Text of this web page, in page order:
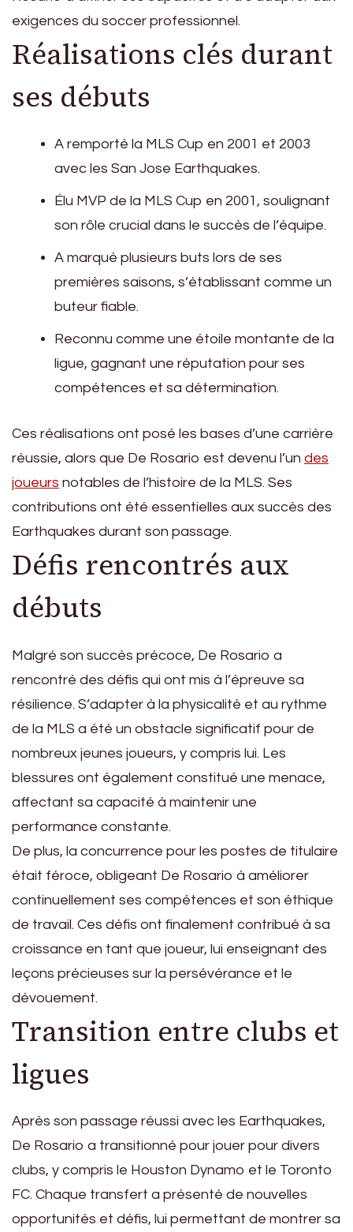
exigences du soccer professionnel.
Réalisations clés durant
ses débuts
A remporté la MLS Cup en 2001 et 2003
avec les San Jose Earthquakes.
Élu MVP de la MLS Cup en 2001, soulignant
son rôle crucial dans le succès de l’équipe.
A marqué plusieurs buts lors de ses
premières saisons, s’établissant comme un
buteur fiable.
Reconnu comme une étoile montante de la
ligue, gagnant une réputation pour ses
compétences et sa détermination.
Ces réalisations ont posé les bases d’une carrière
réussie, alors que De Rosario est devenu l’un des
joueurs notables de l’histoire de la MLS. Ses
contributions ont été essentielles aux succès des
Earthquakes durant son passage.
Défis rencontrés aux
débuts
Malgré son succès précoce, De Rosario a
rencontré des défis qui ont mis à l’épreuve sa
résilience. S’adapter à la physicalité et au rythme
de la MLS a été un obstacle significatif pour de
nombreux jeunes joueurs, y compris lui. Les
blessures ont également constitué une menace,
affectant sa capacité à maintenir une
performance constante.
De plus, la concurrence pour les postes de titulaire
était féroce, obligeant De Rosario à améliorer
continuellement ses compétences et son éthique
de travail. Ces défis ont finalement contribué à sa
croissance en tant que joueur, lui enseignant des
leçons précieuses sur la persévérance et le
dévouement.
Transition entre clubs et
ligues
Après son passage réussi avec les Earthquakes,
De Rosario a transitionné pour jouer pour divers
clubs, y compris le Houston Dynamo et le Toronto
FC. Chaque transfert a présenté de nouvelles
opportunités et défis, lui permettant de montrer sa